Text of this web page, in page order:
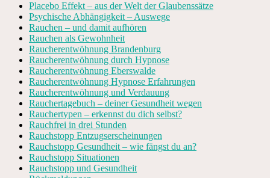
Placebo Effekt – aus der Welt der Glaubenssätze
Psychische Abhängigkeit – Auswege
Rauchen – und damit aufhören
Rauchen als Gewohnheit
Raucherentwöhnung Brandenburg
Raucherentwöhnung durch Hypnose
Raucherentwöhnung Eberswalde
Raucherentwöhnung Hypnose Erfahrungen
Raucherentwöhnung und Verdauung
Rauchertagebuch – deiner Gesundheit wegen
Rauchertypen – erkennst du dich selbst?
Rauchfrei in drei Stunden
Rauchstopp Entzugserscheinungen
Rauchstopp Gesundheit – wie fängst du an?
Rauchstopp Situationen
Rauchstopp und Gesundheit